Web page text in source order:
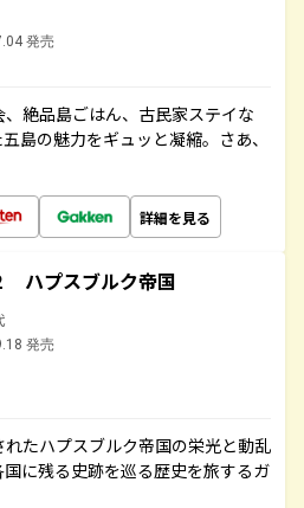
発売
絶品島ごはん、古民家ステイな
島の魅力をギュッと凝縮。さあ、
詳細を見る
ハプスブルク帝国
発売
れたハプスブルク帝国の栄光と動乱
に残る史跡を巡る歴史を旅するガ